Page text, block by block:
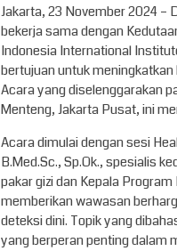
Jakarta, 23 November 2024 –
bekerja sama dengan
Indonesia International
bertujuan untuk
Acara yang diselenggarakan
Menteng, Jakarta Pusat, ini
Acara dimulai dengan sesi
B.Med.Sc., Sp.Ok., spesialis
pakar gizi dan Kepala
memberikan wawasan
deteksi dini. Topik yang
yang berperan penting dalam